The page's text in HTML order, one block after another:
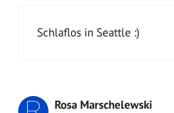
Schlaflos in Seattle :)
Rosa Marschelewski